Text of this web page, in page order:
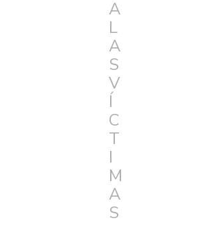
A
L
A
S
V
Í
C
T
I
M
A
S